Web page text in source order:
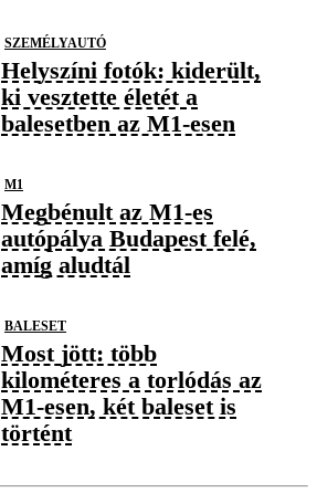
SZEMÉLYAUTÓ
Helyszíni fotók: kiderült,
ki vesztette életét a
balesetben az M1-esen
M1
Megbénult az M1-es
autópálya Budapest felé,
amíg aludtál
BALESET
Most jött: több
kilométeres a torlódás az
M1-esen, két baleset is
történt